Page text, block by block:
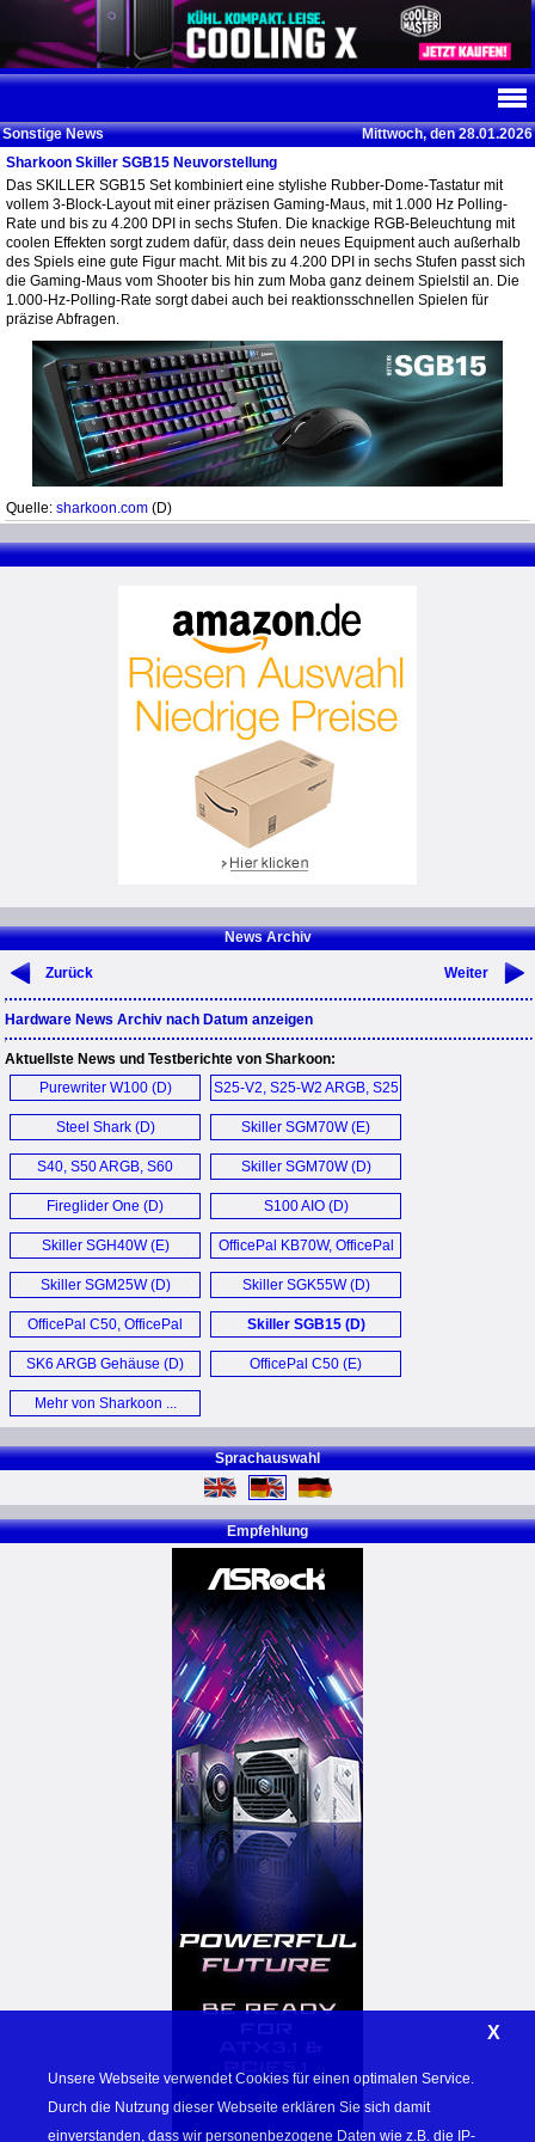
Sonstige News
Mittwoch, den 28.01.2026
Sharkoon Skiller SGB15 Neuvorstellung
Das SKILLER SGB15 Set kombiniert eine stylishe Rubber-Dome-Tastatur mit
vollem 3-Block-Layout mit einer präzisen Gaming-Maus, mit 1.000 Hz Polling-
Rate und bis zu 4.200 DPI in sechs Stufen. Die knackige RGB-Beleuchtung mit
coolen Effekten sorgt zudem dafür, dass dein neues Equipment auch außerhalb
des Spiels eine gute Figur macht. Mit bis zu 4.200 DPI in sechs Stufen passt sich
die Gaming-Maus vom Shooter bis hin zum Moba ganz deinem Spielstil an. Die
1.000-Hz-Polling-Rate sorgt dabei auch bei reaktionsschnellen Spielen für
präzise Abfragen.
Quelle: sharkoon.com (D)
News Archiv
Zurück Weiter
Hardware News Archiv nach Datum anzeigen
Aktuellste News und Testberichte von Sharkoon:
Purewriter W100 (D)
S25-V2, S25-W2 ARGB, S25
Silent (D)
Steel Shark (D)
Skiller SGM70W (E)
S40, S50 ARGB, S60
ARGB (D)
Skiller SGM70W (D)
Fireglider One (D) S100 AIO (D)
Skiller SGH40W (E)
OfficePal KB70W, OfficePal
KB70W Silent (D)
Skiller SGM25W (D)
Skiller SGK55W (D)
OfficePal C50, OfficePal
C50M (D)
Skiller SGB15 (D)
SK6 ARGB Gehäuse (D) OfficePal C50 (E)
Mehr von Sharkoon ...
Sprachauswahl
Empfehlung
Unsere Webseite verwendet Cookies für einen optimalen Service.
Durch die Nutzung dieser Webseite erklären Sie sich damit
einverstanden, dass wir personenbezogene Daten wie z.B. die IP-
X